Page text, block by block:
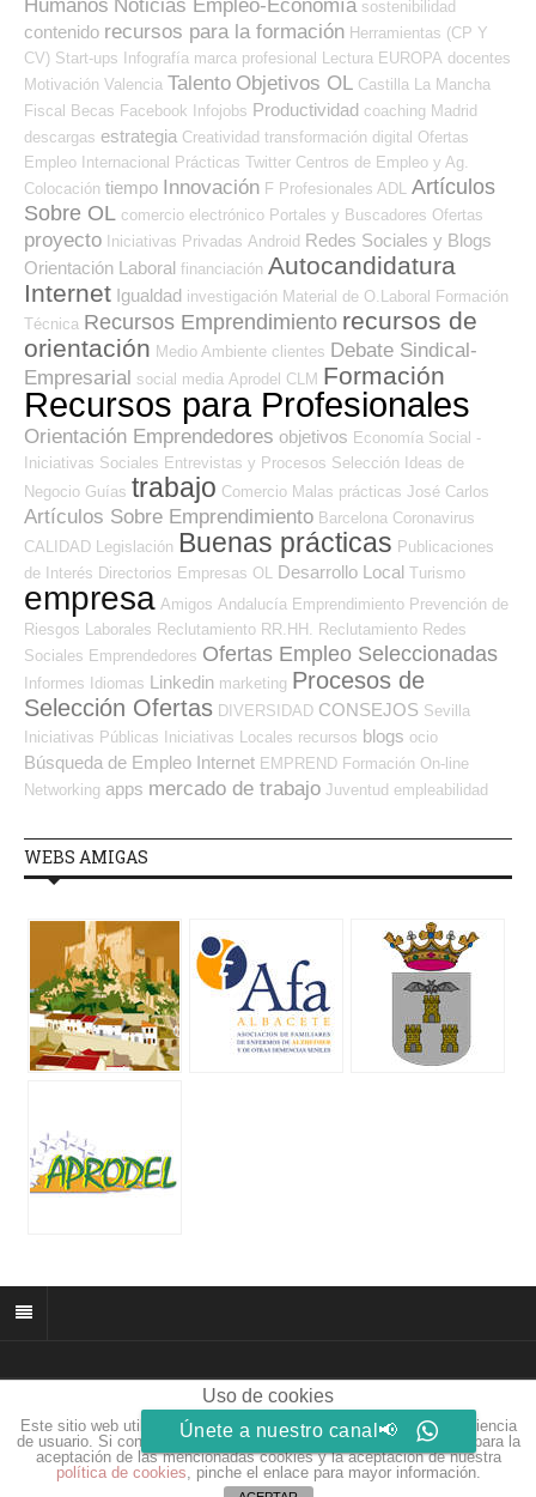
Humanos Noticias Empleo-Economía sostenibilidad
contenido recursos para la formación Herramientas (CP Y
CV) Start-ups Infografía marca profesional Lectura EUROPA docentes
Motivación Valencia Talento Objetivos OL Castilla La Mancha
Fiscal Becas Facebook Infojobs Productividad coaching Madrid
descargas estrategia Creatividad transformación digital Ofertas
Empleo Internacional Prácticas Twitter Centros de Empleo y Ag.
Colocación tiempo Innovación F Profesionales ADL Artículos
Sobre OL comercio electrónico Portales y Buscadores Ofertas
proyecto Iniciativas Privadas Android Redes Sociales y Blogs
Orientación Laboral financiación Autocandidatura
Internet Igualdad investigación Material de O.Laboral Formación
Técnica Recursos Emprendimiento recursos de
orientación Medio Ambiente clientes Debate Sindical-
Empresarial social media Aprodel CLM Formación
Recursos para Profesionales
Orientación Emprendedores objetivos Economía Social -
Iniciativas Sociales Entrevistas y Procesos Selección Ideas de
Negocio Guías trabajo Comercio Malas prácticas José Carlos
Artículos Sobre Emprendimiento Barcelona Coronavirus
CALIDAD Legislación Buenas prácticas Publicaciones
de Interés Directorios Empresas OL Desarrollo Local Turismo
empresa Amigos Andalucía Emprendimiento Prevención de
Riesgos Laborales Reclutamiento RR.HH. Reclutamiento Redes
Sociales Emprendedores Ofertas Empleo Seleccionadas
Informes Idiomas Linkedin marketing Procesos de
Selección Ofertas DIVERSIDAD CONSEJOS Sevilla
Iniciativas Públicas Iniciativas Locales recursos blogs ocio
Búsqueda de Empleo Internet EMPREND Formación On-line
Networking apps mercado de trabajo Juventud empleabilidad
WEBS AMIGAS
© 2026 muñozparreño.es | Creative commons.
Web byEidosdesarrolloweb.com
Uso de cookies
Este sitio web utiliza cookies para que usted tenga la mejor experiencia
de usuario. Si continúa navegando está dando su consentimiento para la
aceptación de las mencionadas cookies y la aceptación de nuestra
política de cookies, pinche el enlace para mayor información.
Únete a nuestro canal📢